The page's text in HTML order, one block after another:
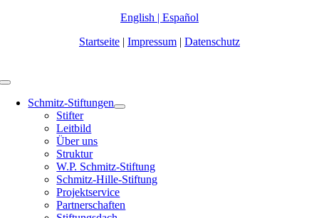
English | Español
Startseite | Impressum | Datenschutz
Toggle
NavigationSchmitz-Stiftungen
Stifter
Leitbild
Über uns
Struktur
W.P. Schmitz-Stiftung
Schmitz-Hille-Stiftung
Projektservice
Partnerschaften